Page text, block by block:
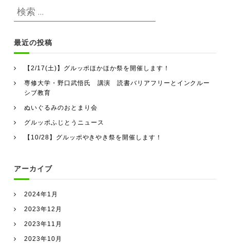
ナ
ビ
ゲ
ー
シ
ョ
検
索
対
象
:
最近の投稿
【2/17(土)】グルッポほかほか祭を開催します！
専修大学・野口武悟氏 講演 読書バリアフリーとインクルー
シブ教育
ぬいぐるみのおとまり会
グルッポふじとうニュース
【10/28】グルッポやきやき祭を開催します！
アーカイブ
2024年1月
2023年12月
2023年11月
2023年10月